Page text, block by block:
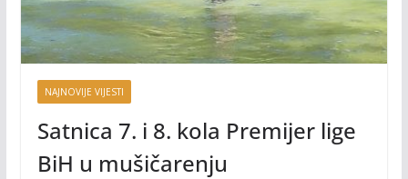
NAJNOVIJE VIJESTI
Satnica 7. i 8. kola Premijer lige
BiH u mušičarenju